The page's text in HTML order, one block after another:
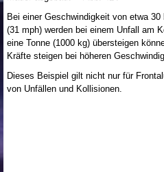
Bei einer Geschwindigkeit von etwa
(31 mph) werden bei einem Unfall am
eine Tonne (1000 kg) übersteigen
Kräfte steigen bei höheren
Dieses Beispiel gilt nicht nur für
von Unfällen und Kollisionen.